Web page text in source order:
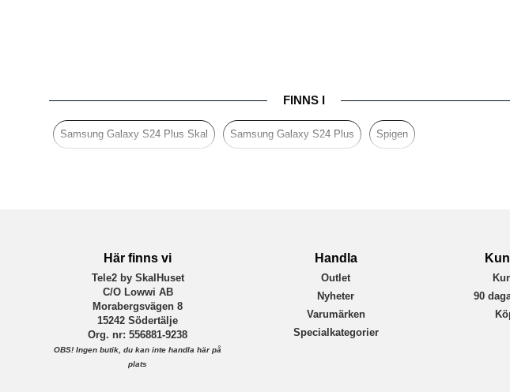
FINNS I
Samsung Galaxy S24 Plus Skal Samsung Galaxy S24 Plus Spigen
Här finns vi
Tele2 by SkalHuset
C/O Lowwi AB
Morabergsvägen 8
15242 Södertälje
Org. nr: 556881-9238
OBS! Ingen butik, du kan inte handla här på
plats
Handla
Outlet
Nyheter
Varumärken
Specialkategorier
90